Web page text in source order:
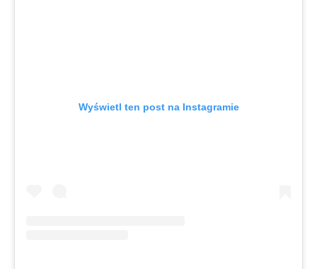
Wyświetl ten post na Instagramie